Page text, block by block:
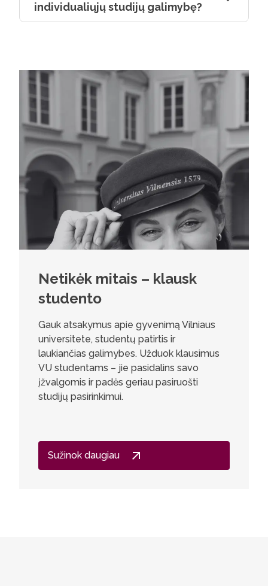
individualiųjų studijų galimybę?
Netikėk mitais – klausk
studento
Gauk atsakymus apie gyvenimą Vilniaus
universitete, studentų patirtis ir
laukiančias galimybes. Užduok klausimus
VU studentams – jie pasidalins savo
įžvalgomis ir padės geriau pasiruošti
studijų pasirinkimui.
Sužinok daugiau